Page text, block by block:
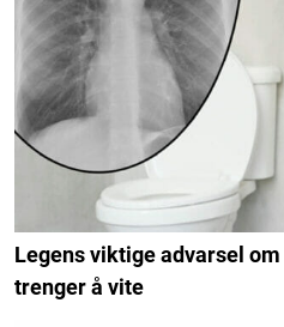
Legens viktige advarsel
trenger å vite